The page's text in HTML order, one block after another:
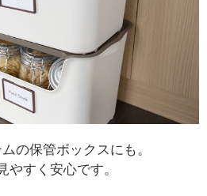
の保管ボックスにも。
やすく安心です。